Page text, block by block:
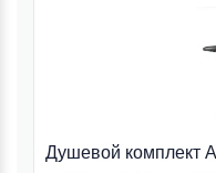
Душевой комплект